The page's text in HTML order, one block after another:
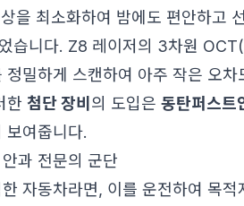
을 최소화하여 밤에도 편안하고
습니다. Z8 레이저의 3차원
정밀하게 스캔하여 아주 작은 오
한 첨단 장비 의 도입은 동탄퍼스트
보여줍니다.
과 전문의 군단
자동차라면, 이를 운전하여 목